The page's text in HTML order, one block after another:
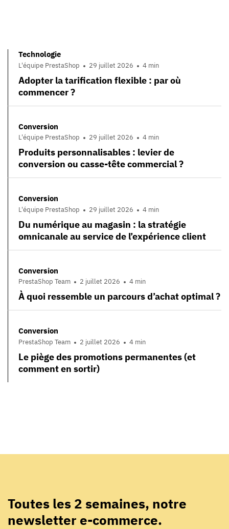
Technologie
L'équipe PrestaShop 29 juillet 2026 4 min
Adopter la tarification flexible : par où
commencer ?
Conversion
L'équipe PrestaShop 29 juillet 2026 4 min
Produits personnalisables : levier de
conversion ou casse-tête commercial ?
Conversion
L'équipe PrestaShop 29 juillet 2026 4 min
Du numérique au magasin : la stratégie
omnicanale au service de l’expérience client
Conversion
PrestaShop Team 2 juillet 2026 4 min
À quoi ressemble un parcours d’achat optimal ?
Conversion
PrestaShop Team 2 juillet 2026 4 min
Le piège des promotions permanentes (et
comment en sortir)
Toutes les 2 semaines, notre
newsletter e-commerce.